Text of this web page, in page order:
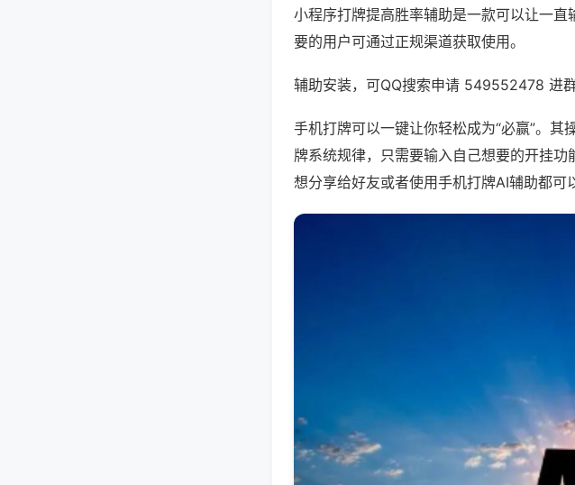
小程序打牌提高胜率辅助是一款可以让一直
要的用户可通过正规渠道获取使用。
辅助安装，可QQ搜索申请 549552478 进
手机打牌可以一键让你轻松成为“必赢”。
牌系统规律，只需要输入自己想要的开挂
想分享给好友或者使用手机打牌AI辅助都可